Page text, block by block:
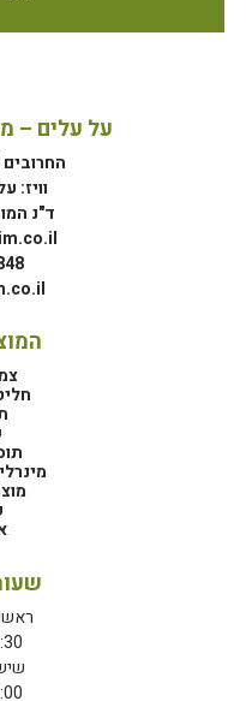
על עלים –
החרובים 8, מושב ציפורי
וויז:
ד"נ המוביל,